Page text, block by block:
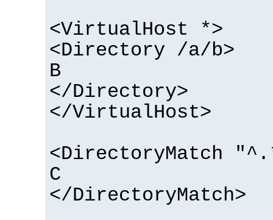
<VirtualHost *>
<Directory /a/b>
B
</Directory>
</VirtualHost>
<DirectoryMatch
C
</DirectoryMatch>